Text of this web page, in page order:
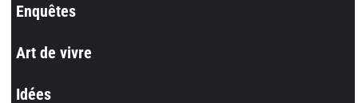
Enquêtes
Art de vivre
Idées